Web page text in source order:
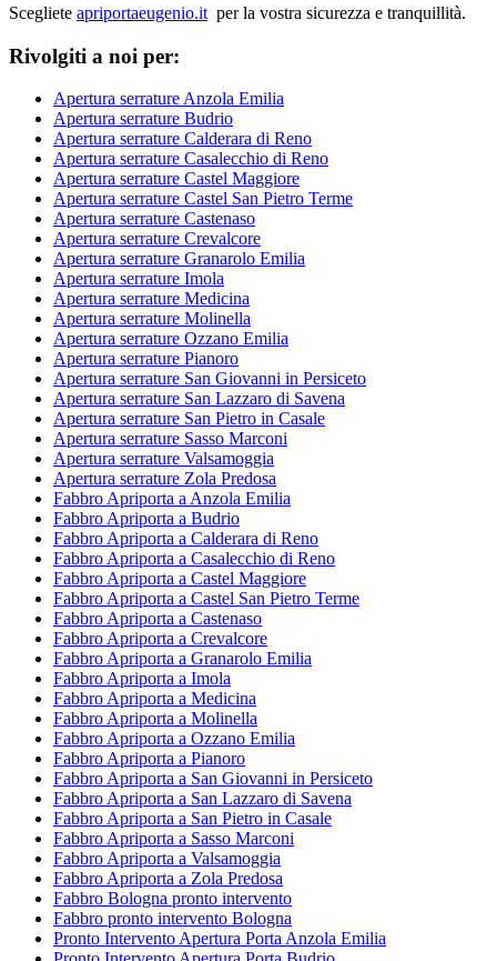
Scegliete apriportaeugenio.it per la vostra sicurezza e tranquillità.
Rivolgiti a noi per:
Apertura serrature Anzola Emilia
Apertura serrature Budrio
Apertura serrature Calderara di Reno
Apertura serrature Casalecchio di Reno
Apertura serrature Castel Maggiore
Apertura serrature Castel San Pietro Terme
Apertura serrature Castenaso
Apertura serrature Crevalcore
Apertura serrature Granarolo Emilia
Apertura serrature Imola
Apertura serrature Medicina
Apertura serrature Molinella
Apertura serrature Ozzano Emilia
Apertura serrature Pianoro
Apertura serrature San Giovanni in Persiceto
Apertura serrature San Lazzaro di Savena
Apertura serrature San Pietro in Casale
Apertura serrature Sasso Marconi
Apertura serrature Valsamoggia
Apertura serrature Zola Predosa
Fabbro Apriporta a Anzola Emilia
Fabbro Apriporta a Budrio
Fabbro Apriporta a Calderara di Reno
Fabbro Apriporta a Casalecchio di Reno
Fabbro Apriporta a Castel Maggiore
Fabbro Apriporta a Castel San Pietro Terme
Fabbro Apriporta a Castenaso
Fabbro Apriporta a Crevalcore
Fabbro Apriporta a Granarolo Emilia
Fabbro Apriporta a Imola
Fabbro Apriporta a Medicina
Fabbro Apriporta a Molinella
Fabbro Apriporta a Ozzano Emilia
Fabbro Apriporta a Pianoro
Fabbro Apriporta a San Giovanni in Persiceto
Fabbro Apriporta a San Lazzaro di Savena
Fabbro Apriporta a San Pietro in Casale
Fabbro Apriporta a Sasso Marconi
Fabbro Apriporta a Valsamoggia
Fabbro Apriporta a Zola Predosa
Fabbro Bologna pronto intervento
Fabbro pronto intervento Bologna
Pronto Intervento Apertura Porta Anzola Emilia